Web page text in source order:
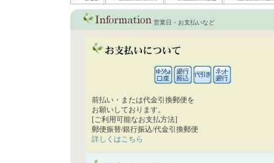
営業日・お支払いなど
前払い・または代金引換郵便を
お願いしております。
[ご利用可能なお支払方法]
郵便振替/銀行振込/代金引換郵便
詳しくはこちら